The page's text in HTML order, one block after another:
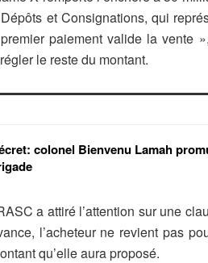
et Consignations, qui
paiement valide la vente
le reste du montant.
colonel Bienvenu Lamah
a attiré l’attention sur une
l’acheteur ne revient pas
qu’elle aura proposé.